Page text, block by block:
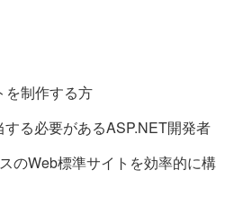
を制作する方
る必要があるASP.NET開発者
のWeb標準サイトを効率的に構